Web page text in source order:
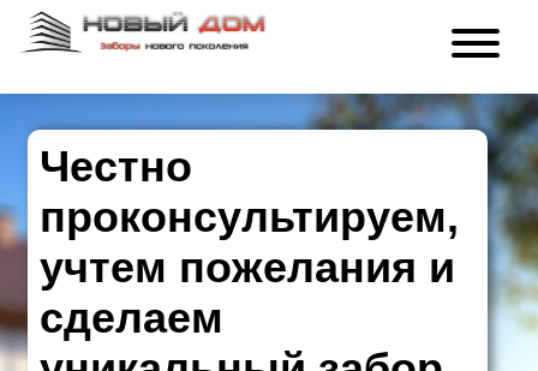
Честно
проконсультируем,
учтем пожелания и
сделаем